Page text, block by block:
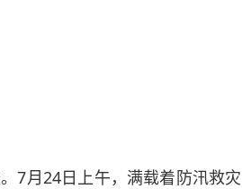
7月24日上午，满载着防汛救